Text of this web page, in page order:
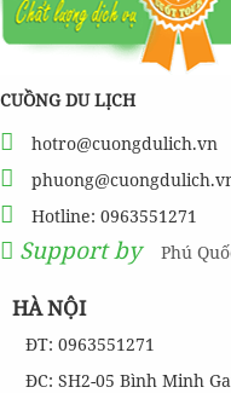
Giá từ: 450,000
Tour 4 đảo Phú Quốc 1 Ngày
Giá từ: 820,000
Tour Lặn Ngắm San Hô
Tour 2 Đảo : Hòn Móng Tay
CUỒNG DU LỊCH
hotro@cuongdulich.vn
Hotline: 0963551271
Support by Phú
HÀ NỘI
ĐT: 0963551271
ĐC: SH2-05 Bình Minh